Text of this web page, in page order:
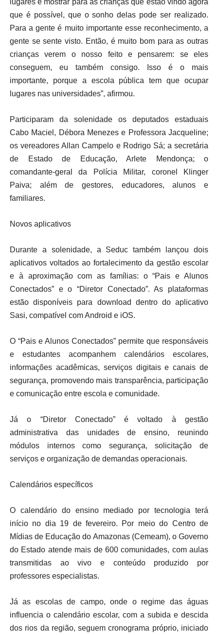
que é possível, que o sonho delas pode ser realizado.
Para a gente é muito importante esse reconhecimento, a
gente se sente visto. Então, é muito bom para as outras
crianças verem o nosso feito e pensarem: se eles
conseguem, eu também consigo. Isso é o mais
importante, porque a escola pública tem que ocupar
lugares nas universidades”, afirmou.
Participaram da solenidade os deputados estaduais
Cabo Maciel, Débora Menezes e Professora Jacqueline;
os vereadores Allan Campelo e Rodrigo Sá; a secretária
de Estado de Educação, Arlete Mendonça; o
comandante-geral da Polícia Militar, coronel Klinger
Paiva; além de gestores, educadores, alunos e
familiares.
Novos aplicativos
Durante a solenidade, a Seduc também lançou dois
aplicativos voltados ao fortalecimento da gestão escolar
e à aproximação com as famílias: o “Pais e Alunos
Conectados” e o “Diretor Conectado”. As plataformas
estão disponíveis para download dentro do aplicativo
Sasi, compatível com Android e iOS.
O “Pais e Alunos Conectados” permite que responsáveis
e estudantes acompanhem calendários escolares,
informações acadêmicas, serviços digitais e canais de
segurança, promovendo mais transparência, participação
e comunicação entre escola e comunidade.
Já o “Diretor Conectado” é voltado à gestão
administrativa das unidades de ensino, reunindo
módulos internos como segurança, solicitação de
serviços e organização de demandas operacionais.
Calendários específicos
O calendário do ensino mediado por tecnologia terá
início no dia 19 de fevereiro. Por meio do Centro de
Mídias de Educação do Amazonas (Cemeam), o Governo
do Estado atende mais de 600 comunidades, com aulas
transmitidas ao vivo e conteúdo produzido por
professores especialistas.
Já as escolas de campo, onde o regime das águas
influencia o calendário escolar, com a subida e descida
dos rios da região, seguem cronograma próprio, iniciado